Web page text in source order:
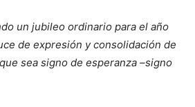
un jubileo ordinario para el año
de expresión y consolidación de
sea signo de esperanza –signo